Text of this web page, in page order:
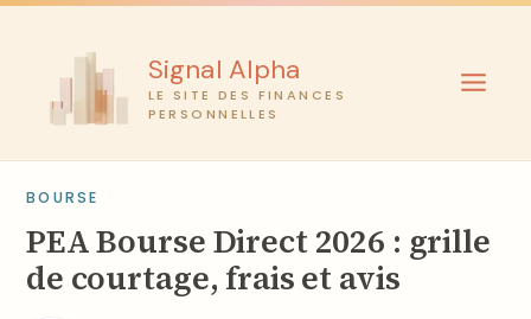
Aller
Signal Alpha
LE SITE DES FINANCES
PERSONNELLES
BOURSE
PEA Bourse Direct 2026 : grille
de courtage, frais et avis